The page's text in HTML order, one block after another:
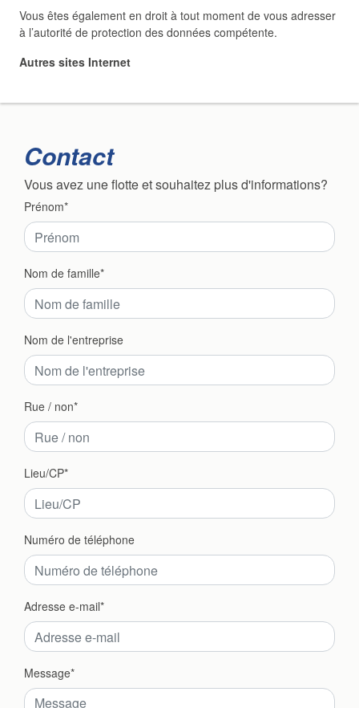
Vous êtes également en droit à tout moment de vous adresser
à l’autorité de protection des données compétente.
Autres sites Internet
Contact
Vous avez une flotte et souhaitez plus d'informations?
Prénom
Nom de famille
Nom de l'entreprise
Rue / non
Lieu/CP
Numéro de téléphone
Adresse e-mail
Message